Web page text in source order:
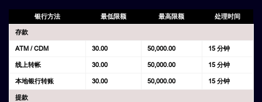
银行方法 最低限额 最高限额 处理时间
存款
ATM / CDM
30.00 50,000.00
15 分钟
线上转帐
30.00 50,000.00
15 分钟
本地银行转账
30.00 50,000.00
15 分钟
提款